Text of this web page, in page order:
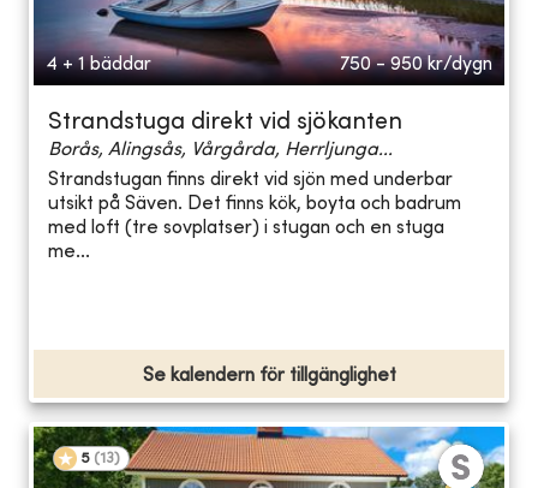
4 + 1 bäddar 750 - 950 kr/dygn
Strandstuga direkt vid sjökanten
Borås, Alingsås, Vårgårda, Herrljunga...
Strandstugan finns direkt vid sjön med underbar
utsikt på Säven. Det finns kök, boyta och badrum
med loft (tre sovplatser) i stugan och en stuga
me...
Se kalendern för tillgänglighet
5 (13)